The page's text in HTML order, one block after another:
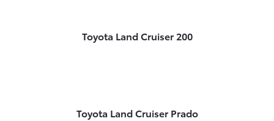
Toyota Land Cruiser 200
Toyota Land Cruiser Prado